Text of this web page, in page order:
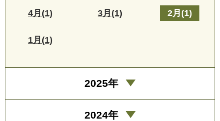
4月(1) 3月(1) 2月(1)
1月(1)
2025年
2024年